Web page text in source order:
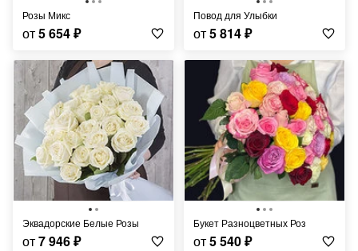
Розы Микс
от5 654₽
Повод для Улыбки
от5 814₽
Эквадорские Белые Розы
от7 946₽
Букет Разноцветных Роз
от5 540₽